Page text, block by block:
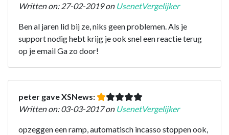
Written on: 27-02-2019 on UsenetVergelijker
Ben al jaren lid bij ze, niks geen problemen. Als je
support nodig hebt krijg je ook snel een reactie terug
op je email Ga zo door!
peter gave XSNews:
Written on: 03-03-2017 on UsenetVergelijker
opzeggen een ramp, automatisch incasso stoppen ook,